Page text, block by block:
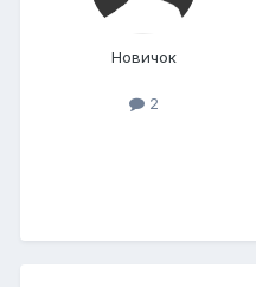
Новичок
2